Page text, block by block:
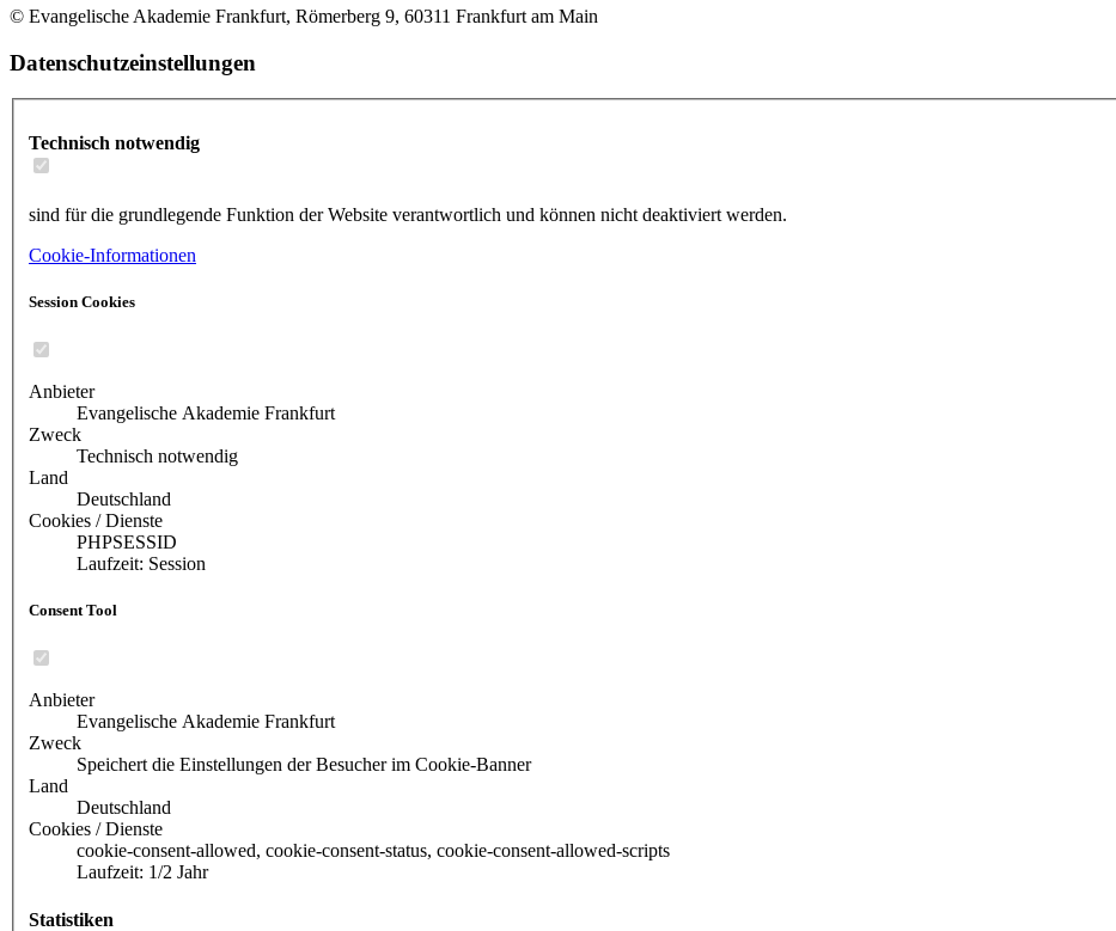
© Evangelische Akademie Frankfurt, Römerberg 9, 60311 Frankfurt am Main
Datenschutzeinstellungen
Technisch notwendig
sind für die grundlegende Funktion der Website verantwortlich und können nicht deaktiviert werden.
Cookie-Informationen
Session Cookies
Anbieter
Evangelische Akademie Frankfurt
Zweck
Technisch notwendig
Land
Deutschland
Cookies / Dienste
PHPSESSID
Laufzeit: Session
Consent Tool
Anbieter
Evangelische Akademie Frankfurt
Zweck
Speichert die Einstellungen der Besucher im Cookie-Banner
Land
Deutschland
Cookies / Dienste
cookie-consent-allowed, cookie-consent-status, cookie-consent-allowed-scripts
Laufzeit: 1/2 Jahr
Statistiken